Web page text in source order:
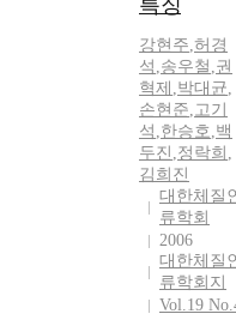
특징
강현주,허경
석 ,송우철 ,권
혁제 ,박대균,
손현준,고기
석 ,한승호,백
두진 ,정락희 ,
김희진
대한체질
류학회
2006
대한체질
류학회지
Vol.19